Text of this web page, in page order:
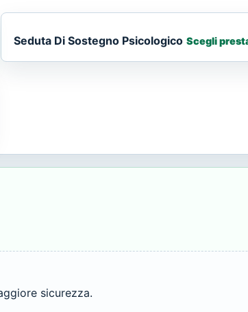
Seduta Di Sostegno Psicologico Scegli
sicurezza.